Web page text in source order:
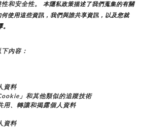
和安全性。
本隱私政策描述了我們蒐集的有關
使用這些資訊，我們與誰共享資訊，以及您就
內容：
資料
」和其他類似的追蹤技術
用、轉讓和揭露個人資料
資料